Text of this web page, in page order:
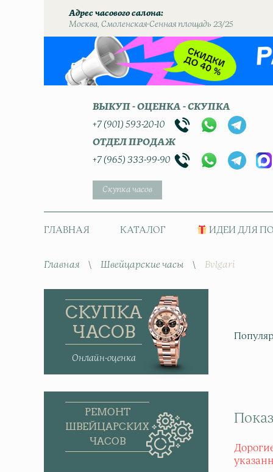
Адрес часового салона
Москва, Смоленская-Сенная площадь 23/25
ВЫКУП - ОЦЕНКА - СКУПКА
+7 (901) 593-20-10
ОТДЕЛ ПРОДАЖ
+7 (965) 333-99-90
Скупка часов
ГЛАВНАЯ КАТАЛОГ ИДЕИ ДЛЯ
Главная \ Швейцарские часы \ Bvlgari
СКУПКА
ЧАСОВ
Онлайн-оценка
РЕМОНТ
ШВЕЙЦАРСКИХ
ЧАСОВ